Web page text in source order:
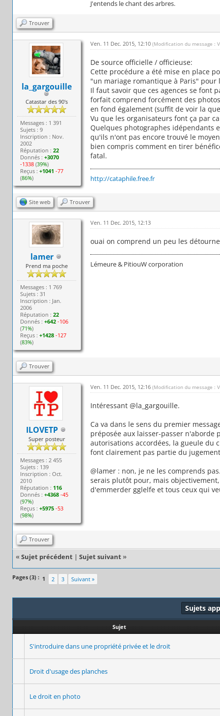
J'entends le chant des arbres.
Trouver
la_gargouille
Catastar des 90's
Messages : 1 391
Sujets : 9
Inscription : Nov.
2002
Réputation :22
Donnés :+3070
-1338 (39%)
Reçus :+1041 -77
(86%)
Ven. 11 Dec. 2015, 12:10 (Modification du message :
De source officielle / officieuse:
Cette procédure a été mise en place
"un mariage romantique à Paris"
Il faut savoir que ces agences se font
forfait comprend forcément des
en fond également (suffit de voir la
Vu que les organisateurs font ça par
Quelques photographes idépendants
qu'ils n'ont pas encore trouvé le
bien compris comment en tirer
fatal.
http://cataphile.free.fr
Site web Trouver
lamer
Prend ma poche
Messages : 1 769
Sujets : 31
Inscription : Jan.
2006
Réputation :22
Donnés :+642 -106
(71%)
Reçus :+1428 -127
(83%)
Ven. 11 Dec. 2015, 12:13
ouai on comprend un peu les
Lémeure & PitiouW corporation
Trouver
ILOVETP
Super posteur
Messages : 2 455
Sujets : 139
Inscription : Oct.
2010
Réputation : 116
Donnés :+4368 -45
(97%)
Reçus :+5975 -53
(98%)
Ven. 11 Dec. 2015, 12:16 (Modification du message :
Intéressant @la_gargouille.
Ca va dans le sens du premier
préposée aux laisser-passer n'aborde
autorisations accordées, la gueule du
font clairement pas partie du
@lamer : non, je ne les comprends
serais plutôt pour, mais
d'emmerder gglelfe et tous ceux qui
Trouver
« Sujet précédent | Sujet suivant »
Pages (3) : 1 2 3 Suivant »
Sujets
Sujet
S'introduire dans une propriété privée et le droit
Droit d'usage des planches
Le droit en photo